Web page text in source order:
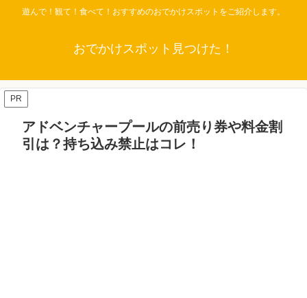
遊んで！観て！食べて！おすすめのおでかけスポットをご紹介します。
おでかけスポット見つけた！
PR
アドベンチャープールの前売り券や料金割
引は？持ち込み禁止はコレ！